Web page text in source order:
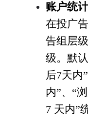
账户统
在投广
告组层
级。默
后7天内
内”、“
7 天内”